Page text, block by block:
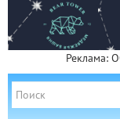
Реклама: